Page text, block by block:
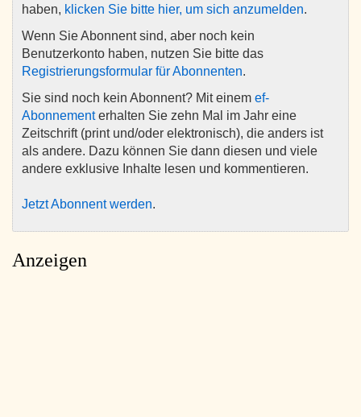
haben, klicken Sie bitte hier, um sich anzumelden.
Wenn Sie Abonnent sind, aber noch kein
Benutzerkonto haben, nutzen Sie bitte das
Registrierungsformular für Abonnenten.
Sie sind noch kein Abonnent? Mit einem ef-
Abonnementerhalten Sie zehn Mal im Jahr eine
Zeitschrift (print und/oder elektronisch), die anders ist
als andere. Dazu können Sie dann diesen und viele
andere exklusive Inhalte lesen und kommentieren.
Jetzt Abonnent werden.
Anzeigen